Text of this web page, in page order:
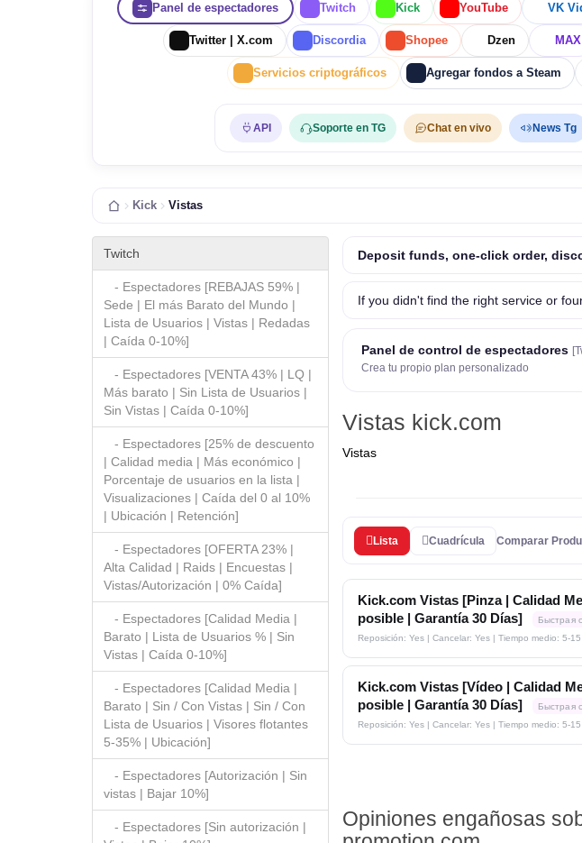
Panel de espectadores Twitch Kick YouTube VK
Twitter | X.com Discordia Shopee Dzen MAX
Servicios criptográficos Agregar fondos a Steam
API Soporte en TG Chat en vivo News Tg
Kick Vistas
Twitch
- Espectadores [REBAJAS 59% |
Sede | El más Barato del Mundo |
Lista de Usuarios | Vistas | Redadas
| Caída 0-10%]
- Espectadores [VENTA 43% | LQ |
Más barato | Sin Lista de Usuarios |
Sin Vistas | Caída 0-10%]
- Espectadores [25% de descuento
| Calidad media | Más económico |
Porcentaje de usuarios en la lista |
Visualizaciones | Caída del 0 al 10%
| Ubicación | Retención]
- Espectadores [OFERTA 23% |
Alta Calidad | Raids | Encuestas |
Vistas/Autorización | 0% Caída]
- Espectadores [Calidad Media |
Barato | Lista de Usuarios % | Sin
Vistas | Caída 0-10%]
- Espectadores [Calidad Media |
Barato | Sin / Con Vistas | Sin / Con
Lista de Usuarios | Visores flotantes
5-35% | Ubicación]
- Espectadores [Autorización | Sin
vistas | Bajar 10%]
- Espectadores [Sin autorización |
Deposit funds, one-click order,
If you didn't find the right service or
Panel de control de espectadores
Crea tu propio plan personalizado
Vistas kick.com
Vistas
Lista Cuadrícula Comparar
Kick.com Vistas [Pinza | Calidad
posible | Garantía 30 Días]
Быстрая
Reposición: Yes | Cancelar: Yes | Tiempo medio: 5-
Kick.com Vistas [Vídeo | Calidad
posible | Garantía 30 Días]
Быстрая
Reposición: Yes | Cancelar: Yes | Tiempo medio: 5-
Opiniones engañosas